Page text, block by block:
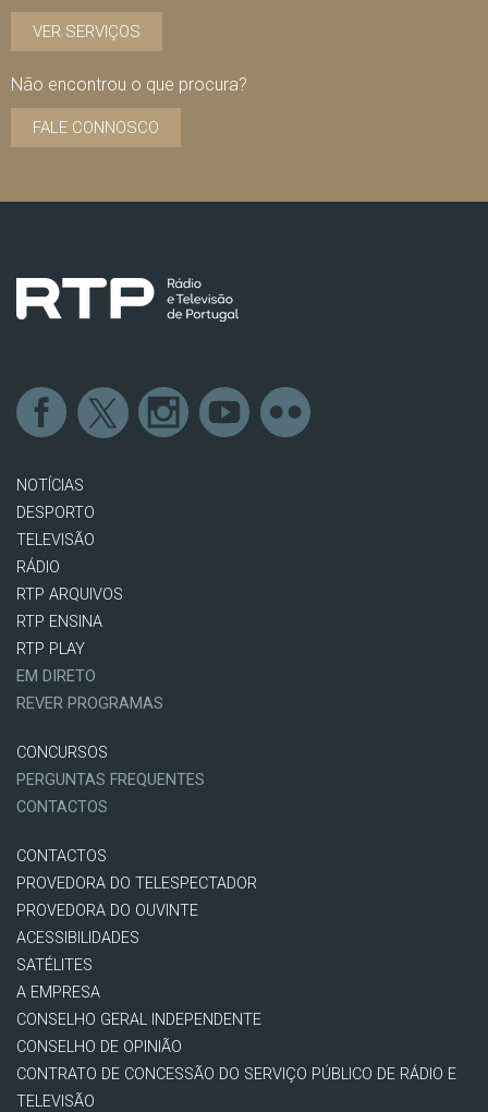
VER SERVIÇOS
Não encontrou o que procura?
FALE CONNOSCO
NOTÍCIAS
DESPORTO
TELEVISÃO
RÁDIO
RTP ARQUIVOS
RTP ENSINA
RTP PLAY
EM DIRETO
REVER PROGRAMAS
CONCURSOS
PERGUNTAS FREQUENTES
CONTACTOS
CONTACTOS
PROVEDORA DO TELESPECTADOR
PROVEDORA DO OUVINTE
ACESSIBILIDADES
SATÉLITES
A EMPRESA
CONSELHO GERAL INDEPENDENTE
CONSELHO DE OPINIÃO
CONTRATO DE CONCESSÃO DO SERVIÇO PÚBLICO DE RÁDIO E
TELEVISÃO